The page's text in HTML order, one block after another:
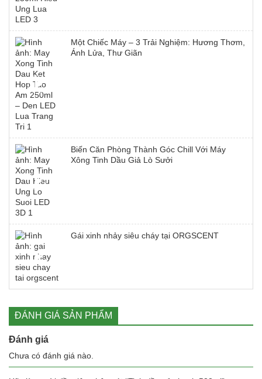
Một Chiếc Máy – 3 Trải Nghiệm: Hương Thơm,
Ánh Lửa, Thư Giãn
Biến Căn Phòng Thành Góc Chill Với Máy
Xông Tinh Dầu Giả Lò Sưởi
Gái xinh nhảy siêu cháy tại ORGSCENT
ĐÁNH GIÁ SẢN PHẨM
Đánh giá
Chưa có đánh giá nào.